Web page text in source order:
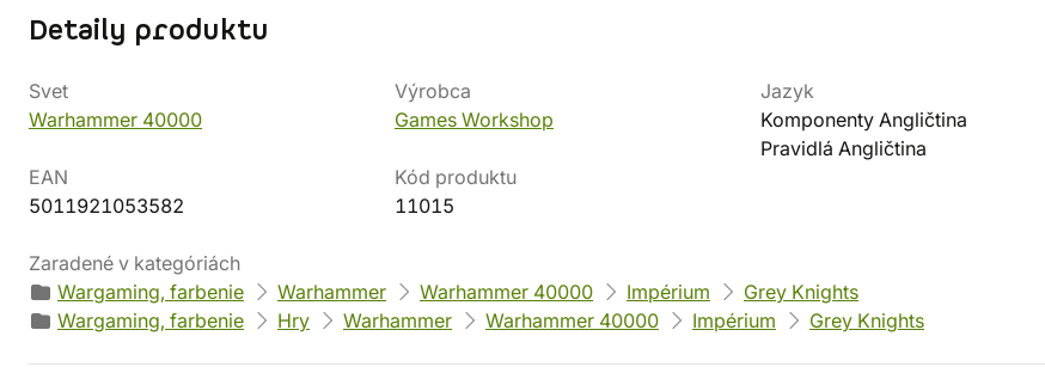
Detaily produktu
Svet
Warhammer 40000
Výrobca
Games Workshop
Jazyk
Komponenty Angličtina
Pravidlá Angličtina
EAN
5011921053582
Kód produktu
11015
Zaradené v kategóriách
Wargaming, farbenie
Warhammer Warhammer 40000 Impérium
Grey Knights
Wargaming, farbenie
Hry Warhammer Warhammer 40000 Impérium Grey Knights